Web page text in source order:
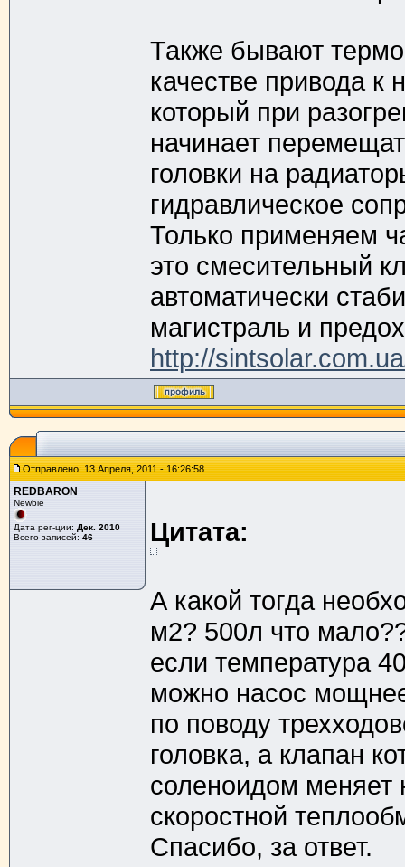
Также бывают
качестве привода
который при
начинает
головки на
гидравлическое
Только применяем
это смесительный
автоматически
магистраль и
http://
Отправлено: 13 Апреля, 2011 - 16:26:58
REDBARON
Newbie
Дата рег-ции: Дек. 2010
Всего записей: 46 Цитата:
А какой тогда
м2? 500л что
если температура
можно насос
по поводу
головка, а клапан
соленоидом меняет
скоростной
Спасибо, за ответ.